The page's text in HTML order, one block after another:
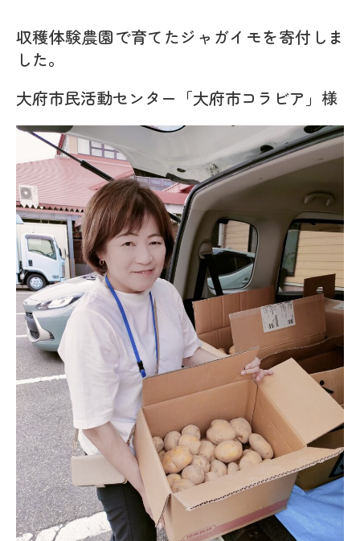
収穫体験農園で育てたジャガイモを寄付しま
した。
大府市民活動センター「大府市コラビア」様